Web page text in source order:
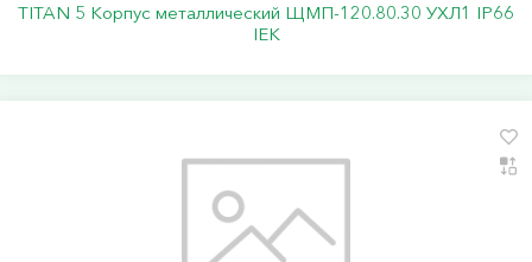
TITAN 5 Корпус металлический ЩМП-120.80.30 УХЛ1 IP66
IEK